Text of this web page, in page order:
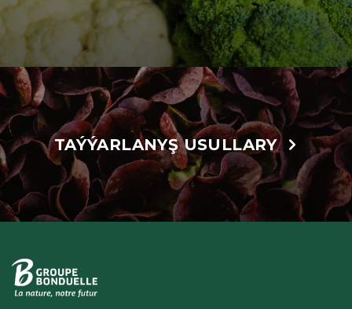
TAÝÝARLANYŞ USULLARY